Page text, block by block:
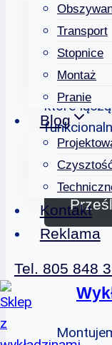
Transport
Stopnice
Montaż
Pranie
Blog
Kontakt
Reklama
Tel. 805 848
wybór
które
pewno